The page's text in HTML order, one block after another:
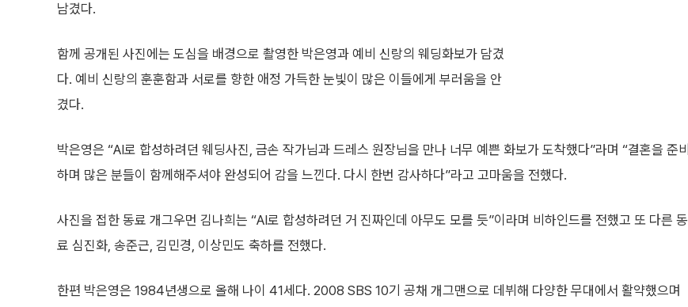
남겼다.
함께 공개된 사진에는 도심을 배경으로 촬영한 박은영과 예비 신랑의 웨딩화보가 담겼
다. 예비 신랑의 훈훈함과 서로를 향한 애정 가득한 눈빛이 많은 이들에게 부러움을 안
겼다.
박은영은 “AI로 합성하려던 웨딩사진, 금손 작가님과 드레스 원장님을 만나 너무 예쁜 화보가 도착했다”라며 “결혼을 준비
하며 많은 분들이 함께해주셔야 완성되어 감을 느낀다. 다시 한번 감사하다”라고 고마움을 전했다.
사진을 접한 동료 개그우먼 김나희는 “AI로 합성하려던 거 진짜인데 아무도 모를 듯”이라며 비하인드를 전했고 또 다른 동
료 심진화, 송준근, 김민경, 이상민도 축하를 전했다.
한편 박은영은 1984년생으로 올해 나이 41세다. 2008 SBS 10기 공채 개그맨으로 데뷔해 다양한 무대에서 활약했으며